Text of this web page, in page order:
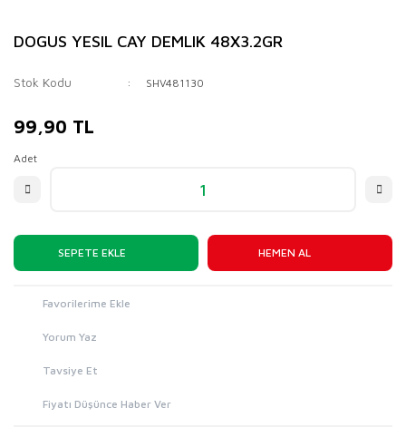
DOGUS YESIL CAY DEMLIK 48X3.2GR
Stok Kodu SHV481130
99,90 TL
Adet
SEPETE EKLE HEMEN AL
Yorum Yaz
Tavsiye Et
Fiyatı Düşünce Haber Ver